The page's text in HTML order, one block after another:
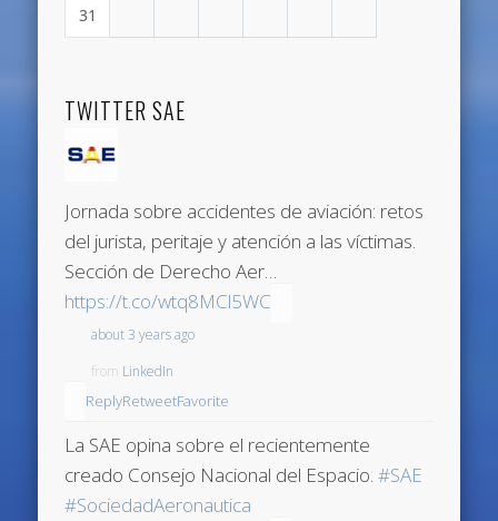
31
TWITTER SAE
Jornada sobre accidentes de aviación: retos
del jurista, peritaje y atención a las víctimas.
Sección de Derecho Aer…
https://t.co/wtq8MCl5WC
about 3 years ago
from LinkedIn
ReplyRetweetFavorite
La SAE opina sobre el recientemente
creado Consejo Nacional del Espacio.#SAE
#SociedadAeronautica